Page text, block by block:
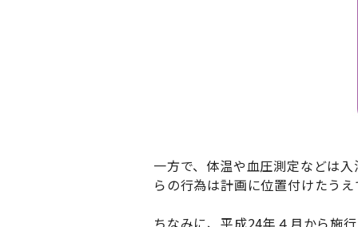
一方で、体温や血圧測定などは
らの行為は計画に位置付けたう
ちなみに、平成24年４月から施